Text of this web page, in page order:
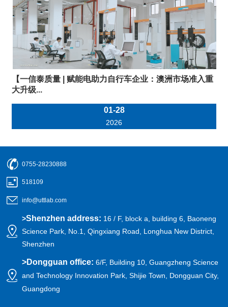
【一信泰质量 | 赋能电助力自行车企业：澳洲市场准入重
大升级...
01-28
2026
0755-28230888
518109
info@uttlab.com
>Shenzhen address: 16 / F, block a, building 6, Baoneng
Science Park, No.1, Qingxiang Road, Longhua New District,
Shenzhen
>Dongguan office:6/F, Building 10, Guangzheng Science
and Technology Innovation Park, Shijie Town, Dongguan City,
Guangdong